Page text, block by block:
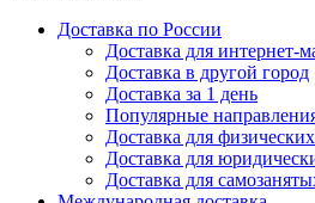
Доставка по России
Доставка для интернет-
Доставка в другой город
Доставка за 1 день
Популярные
Доставка для
Доставка для
Доставка для